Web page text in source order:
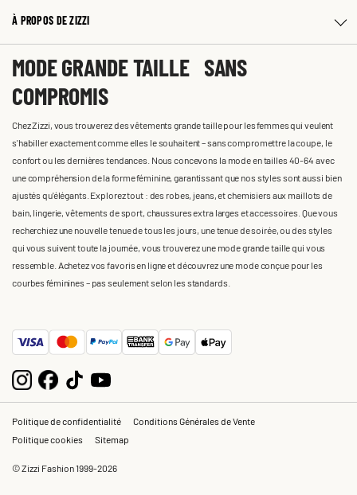
À PROPOS DE ZIZZI
MODE GRANDE TAILLE SANS
COMPROMIS
Chez Zizzi, vous trouverez des vêtements grande taille pour les femmes qui veulent
s'habiller exactement comme elles le souhaitent – sans compromettre la coupe, le
confort ou les dernières tendances. Nous concevons la mode en tailles 40-64 avec
une compréhension de la forme féminine, garantissant que nos styles sont aussi bien
ajustés qu'élégants. Explorez tout : des robes, jeans, et chemisiers aux maillots de
bain, lingerie, vêtements de sport, chaussures extra larges et accessoires. Que vous
recherchiez une nouvelle tenue de tous les jours, une tenue de soirée, ou des styles
qui vous suivent toute la journée, vous trouverez une mode grande taille qui vous
ressemble. Achetez vos favoris en ligne et découvrez une mode conçue pour les
courbes féminines – pas seulement selon les standards.
Politique de confidentialité
Conditions Générales de Vente
Politique cookies
Sitemap
© Zizzi Fashion 1999-2026